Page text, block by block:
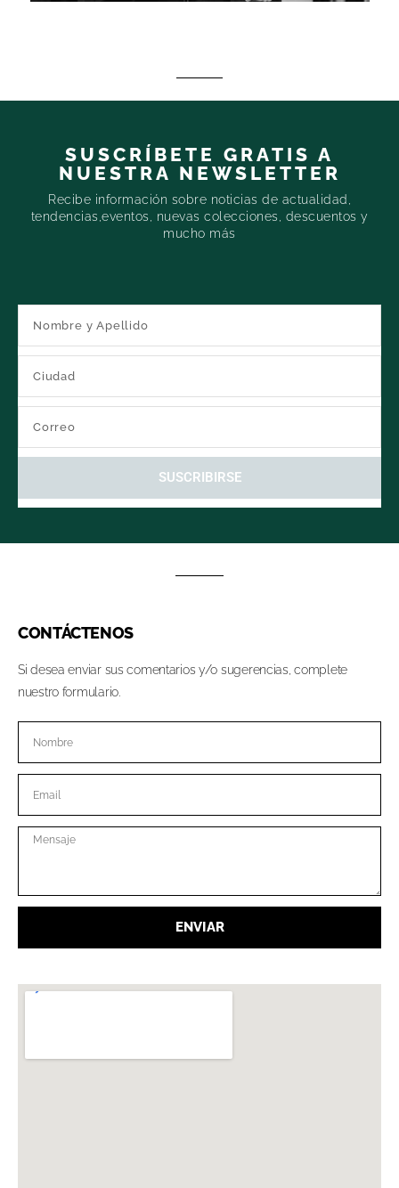
SUSCRÍBETE GRATIS A
NUESTRA NEWSLETTER
Recibe información sobre noticias de actualidad,
tendencias,eventos, nuevas colecciones, descuentos y
mucho más
SUSCRIBIRSE
CONTÁCTENOS
Si desea enviar sus comentarios y/o sugerencias, complete
nuestro formulario.
ENVIAR